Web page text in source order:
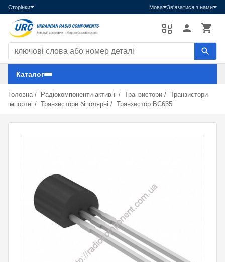
Сторінки Мова Зв'язатися з нами
Пошук компонентів
Каталог
Головна / Радіокомпоненти активні / Транзистори / Транзистори
імпортні / Транзистори біполярні / Транзистор BC635